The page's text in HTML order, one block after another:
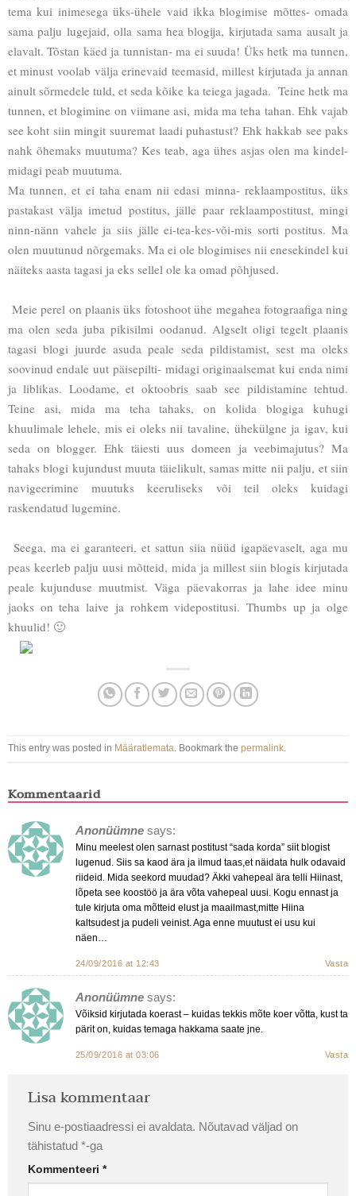
tema kui inimesega üks-ühele vaid ikka blogimise mõttes- omada
sama palju lugejaid, olla sama hea blogija, kirjutada sama ausalt ja
elavalt. Tõstan käed ja tunnistan- ma ei suuda! Üks hetk ma tunnen,
et minust voolab välja erinevaid teemasid, millest kirjutada ja annan
ainult sõrmedele tuld, et seda kõike ka teiega jagada. Teine hetk ma
tunnen, et blogimine on viimane asi, mida ma teha tahan. Ehk vajab
see koht siin mingit suuremat laadi puhastust? Ehk hakkab see paks
nahk õhemaks muutuma? Kes teab, aga ühes asjas olen ma kindel-
midagi peab muutuma.
Ma tunnen, et ei taha enam nii edasi minna- reklaampostitus, üks
pastakast välja imetud postitus, jälle paar reklaampostitust, mingi
ninn-nänn vahele ja siis jälle ei-tea-kes-või-mis sorti postitus. Ma
olen muutunud nõrgemaks. Ma ei ole blogimises nii enesekindel kui
näiteks aasta tagasi ja eks sellel ole ka omad põhjused.
Meie perel on plaanis üks fotoshoot ühe megahea fotograafiga ning
ma olen seda juba pikisilmi oodanud. Algselt oligi tegelt plaanis
tagasi blogi juurde asuda peale seda pildistamist, sest ma oleks
soovinud endale uut päisepilti- midagi originaalsemat kui enda nimi
ja liblikas. Loodame, et oktoobris saab see pildistamine tehtud.
Teine asi, mida ma teha tahaks, on kolida blogiga kuhugi
khuulimale lehele, mis ei oleks nii tavaline, ühekülgne ja igav, kui
seda on blogger. Ehk täiesti uus domeen ja veebimajutus? Ma
tahaks blogi kujundust muuta täielikult, samas mitte nii palju, et siin
navigeerimine muutuks keeruliseks või teil oleks kuidagi
raskendatud lugemine.
Seega, ma ei garanteeri, et sattun siia nüüd igapäevaselt, aga mu
peas keerleb palju uusi mõtteid, mida ja millest siin blogis kirjutada
peale kujunduse muutmist. Väga päevakorras ja lahe idee minu
jaoks on teha laive ja rohkem videpostitusi. Thumbs up ja olge
khuulid! 🙂
This entry was posted in Määratlemata . Bookmark the permalink.
Kommentaarid
Anonüümne says:
Minu meelest olen sarnast postitust “sada korda” siit blogist
lugenud. Siis sa kaod ära ja ilmud taas,et näidata hulk odavaid
riideid. Mida seekord muudad? Äkki vahepeal ära telli Hiinast,
lõpeta see koostöö ja ära võta vahepeal uusi. Kogu ennast ja
tule kirjuta oma mõtteid elust ja maailmast,mitte Hiina
kaltsudest ja pudeli veinist. Aga enne muutust ei usu kui
näen…
24/09/2016 at 12:43 Vasta
Anonüümne says:
Võiksid kirjutada koerast – kuidas tekkis mõte koer võtta, kust ta
pärit on, kuidas temaga hakkama saate jne.
25/09/2016 at 03:06 Vasta
Lisa kommentaar
Sinu e-postiaadressi ei avaldata. Nõutavad väljad on
tähistatud *-ga
Kommenteeri *